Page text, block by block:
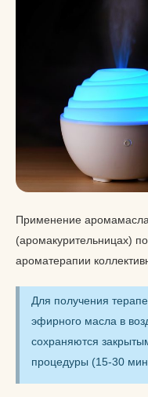
Применение
(аромакурительницах)
ароматерапии
Для получения
эфирного масла в
сохраняются
процедуры (15-30